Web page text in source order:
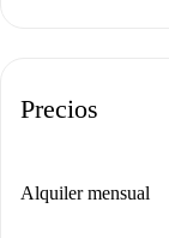
Precios
Alquiler mensual